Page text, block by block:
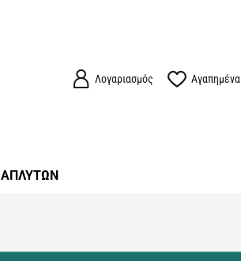
- 210 8100834
Λογαριασμός Αγαπημένα